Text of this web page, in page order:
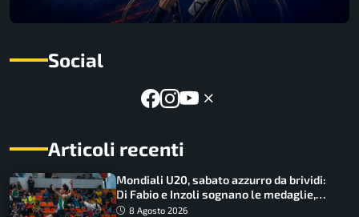
Social
Articoli recenti
Mondiali U20, sabato azzurro da brividi:
Di Fabio e Inzoli sognano le medaglie,
Castellani e Succo in finale
8 Agosto 2026